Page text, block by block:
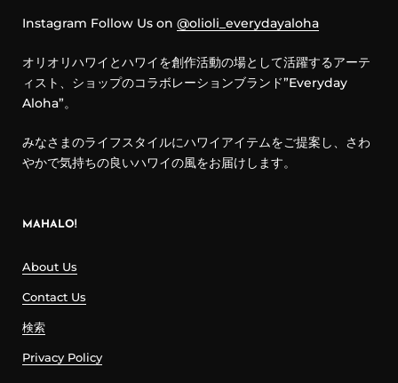
Instagram Follow Us on @olioli_everydayaloha
オリオリハワイとハワイを創作活動の場として活躍するアーテ
ィスト、ショップのコラボレーションブランド”Everyday
Aloha”。
みなさまのライフスタイルにハワイアイテムをご提案し、さわ
やかで気持ちの良いハワイの風をお届けします。
MAHALO!
About Us
Contact Us
検索
Privacy Policy